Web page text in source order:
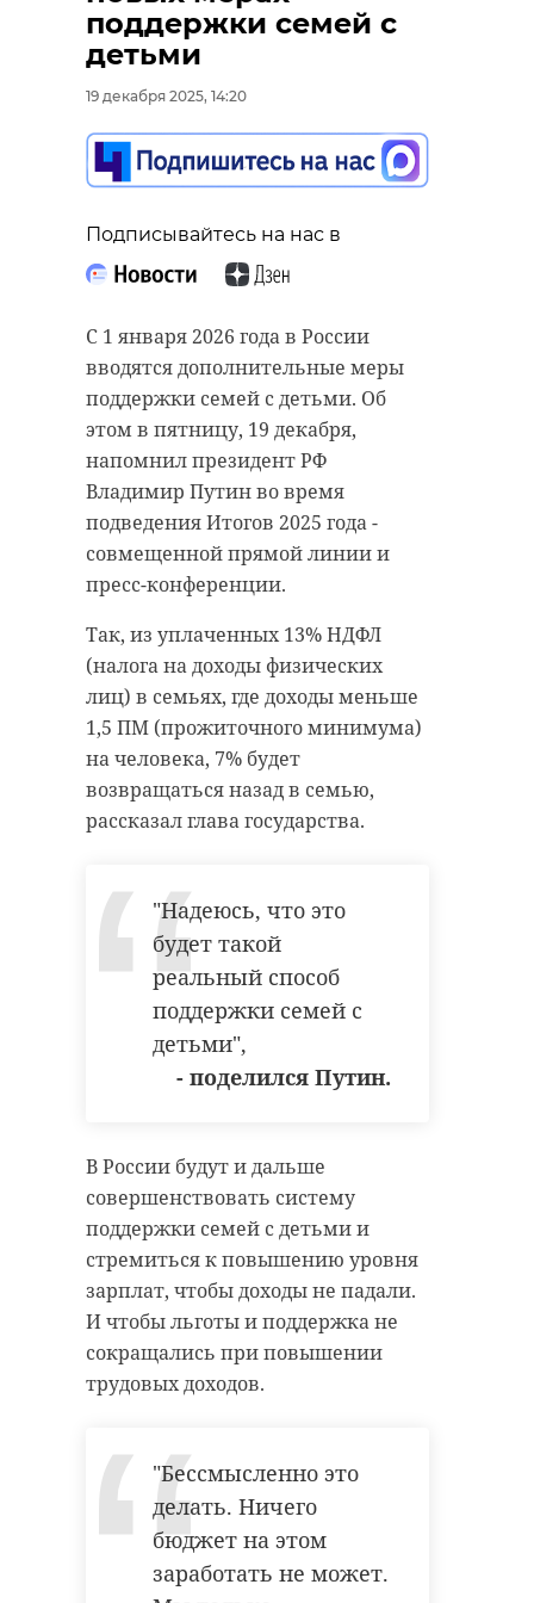
поддержки семей с
детьми
19 декабря 2025, 14:20
Подписывайтесь на нас в
С 1 января 2026 года в России
вводятся дополнительные меры
поддержки семей с детьми. Об
этом в пятницу, 19 декабря,
напомнил президент РФ
Владимир Путин во время
подведения Итогов 2025 года -
совмещенной прямой линии и
пресс-конференции.
Так, из уплаченных 13% НДФЛ
(налога на доходы физических
лиц) в семьях, где доходы меньше
1,5 ПМ (прожиточного минимума)
на человека, 7% будет
возвращаться назад в семью,
рассказал глава государства.
"Надеюсь, что это
будет такой
реальный способ
поддержки семей с
детьми",
- поделился Путин.
В России будут и дальше
совершенствовать систему
поддержки семей с детьми и
стремиться к повышению уровня
зарплат, чтобы доходы не падали.
И чтобы льготы и поддержка не
сокращались при повышении
трудовых доходов.
"Бессмысленно это
делать. Ничего
бюджет на этом
заработать не может.
Подписывайтесь на нас в
снизил ключевую ставку с 16,5%
до 16% годовых. Президент России
прокомментировал решение
Регулятора ходе Прямой линии.
Владимир Путин также отметил,
что ЦБ находится под постоянным
давлением.
России работает
независимо. И я
стараюсь не
вмешиваться в
принимаемые ими
решения и стараюсь
давления со стороны.
В целом, Банк России
не только
справляется, а он
действует достаточно
ответственно.
России.
Президент также отметил, что
еще в конце прошлого года
обсуждал с главой Регулятора и
правительством необходимость
действий по таргетированию
Путина, одной из текущих
проблем является снижение
инвестиционной активности.
В связи с этим Банк России
поддерживать наших
современных
Кулибиных"
Подписывайтесь на нас в
В пятницу, 19 декабря, президент
РФ Владимир Путин подводит
Итоги 2025 года. Формат -
совмещающий итоговую пресс-
конференцию и прямую линию. В
ходе общения прозвучал вопрос
про комплектование ВС РФ
беспилотниками наподобие так
перспективы применения БПЛА
на гражданке.
Министерство обороны РФ и
предприятия промышленности
работают над устранением
нехватки беспилотников в зоне
решена, рассказал Путин. Глава
государства также отметил роль
министра обороны, который
лично контролирует данную
сферу, благодаря чему ситуация
изменилась в лучшую сторону.
"Мы будем
продолжать
поддерживать наших
современных
Кулибиных. Там
целая система
грантов существует,
поддержки. И будем
- подчеркнул Путин.
Глава государства также
поблагодарил россиян и